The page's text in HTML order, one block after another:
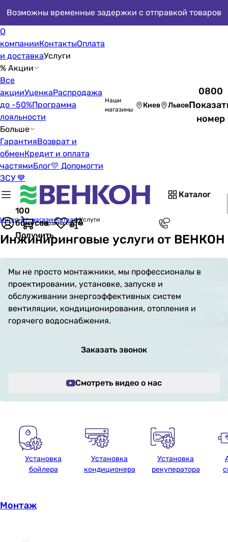
Возможны временные задержки с отправкой товаров
О
компанииКонтактыОплата
и доставкаУслуги
% Акции
Все
акцииУценкаРаспродажа
до -50%Программа
лояльности
Больше
ГарантияВозврат и
обменКредит и оплата
частямиБлог💛 Допомогти
ЗСУ 💙
Наши
магазины
Киев Львов
0800
номер
Каталог
100
бонусов
Получить
Корзина пуста
Интернет-магазинКаталогУслуги
Инжиниринговые услуги от ВЕНКОН
Мы не просто монтажники, мы профессионалы в
проектировании, установке, запуске и
обслуживании энергоэффективных систем
вентиляции, кондиционирования, отопления и
горячего водоснабжения.
Заказать звонок
Смотреть видео о нас
Установка
бойлера
Установка
кондиционера
Установка
рекуператора
Монтаж